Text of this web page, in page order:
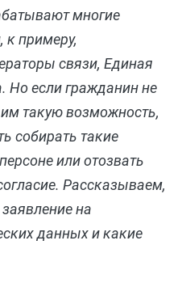
многие
к примеру,
связи, Единая
Но если гражданин не
такую возможность,
собирать такие
или отозвать
Рассказываем,
на
данных и какие